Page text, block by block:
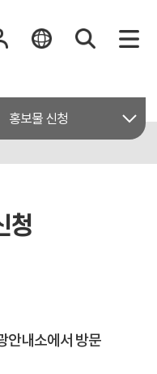
홍보물 신청
청
안내소에서 방문